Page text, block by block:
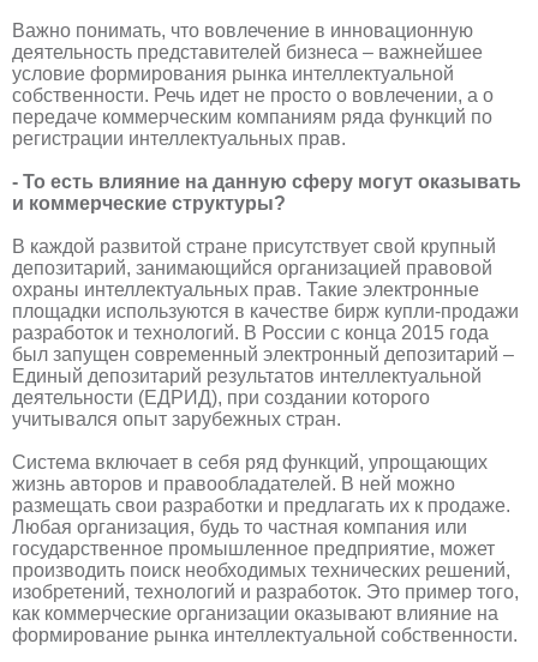
Важно понимать, что вовлечение в инновационную
деятельность представителей бизнеса – важнейшее
условие формирования рынка интеллектуальной
собственности. Речь идет не просто о вовлечении, а о
передаче коммерческим компаниям ряда функций по
регистрации интеллектуальных прав.
- То есть влияние на данную сферу могут оказывать
и коммерческие структуры?
В каждой развитой стране присутствует свой крупный
депозитарий, занимающийся организацией правовой
охраны интеллектуальных прав. Такие электронные
площадки используются в качестве бирж купли-продажи
разработок и технологий. В России с конца 2015 года
был запущен современный электронный депозитарий –
Единый депозитарий результатов интеллектуальной
деятельности (ЕДРИД), при создании которого
учитывался опыт зарубежных стран.
Система включает в себя ряд функций, упрощающих
жизнь авторов и правообладателей. В ней можно
размещать свои разработки и предлагать их к продаже.
Любая организация, будь то частная компания или
государственное промышленное предприятие, может
производить поиск необходимых технических решений,
изобретений, технологий и разработок. Это пример того,
как коммерческие организации оказывают влияние на
формирование рынка интеллектуальной собственности.